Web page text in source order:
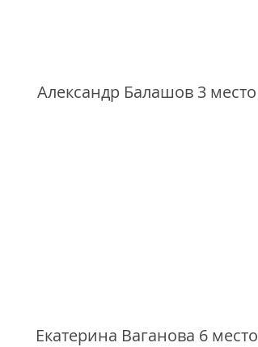
Александр Балашов 3 место
Екатерина Ваганова 6 место